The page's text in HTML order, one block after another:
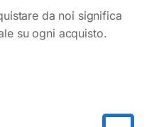
da noi significa
su ogni acquisto.